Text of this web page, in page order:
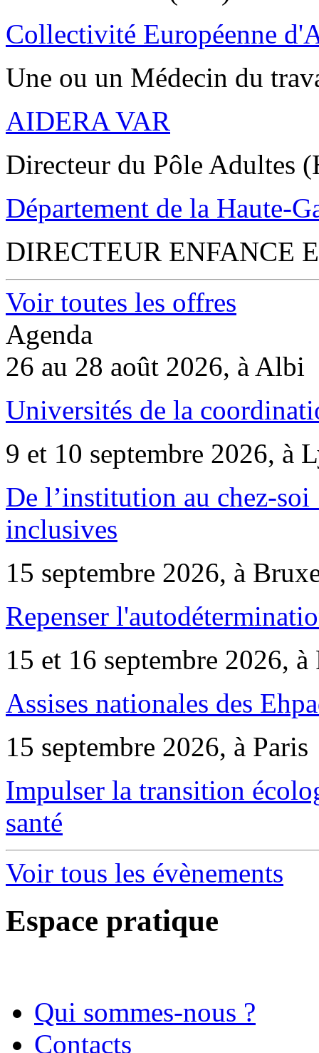
Collectivité Européenne
Une ou un Médecin du
AIDERA VAR
Directeur du Pôle Adultes
Département de la Haute-
DIRECTEUR ENFANCE
Voir toutes les offres
Agenda
26 au 28 août 2026, à Albi
Universités de la
9 et 10 septembre 2026, à
De l’institution au chez-
inclusives
15 septembre 2026, à
Repenser
15 et 16 septembre 2026, à
Assises nationales des
15 septembre 2026, à Paris
Impulser la transition
santé
Voir tous les évènements
Espace pratique
Qui sommes-nous ?
Contacts